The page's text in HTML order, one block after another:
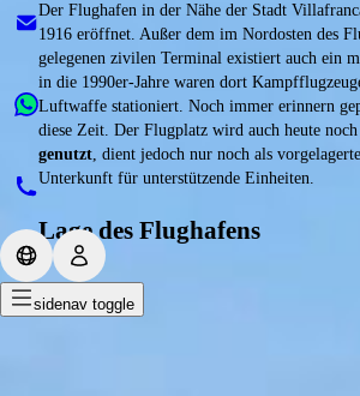
sidenav toggle
Der Flughafen in der Nähe der Stadt
1916 eröffnet. Außer dem im Nordosten des
gelegenen zivilen Terminal existiert auch ein
in die 1990er-Jahre waren dort
Luftwaffe stationiert. Noch immer erinnern
diese Zeit. Der Flugplatz wird auch heute noch
genutzt, dient jedoch nur noch als
Unterkunft für unterstützende Einheiten.
Lage des Flughafens